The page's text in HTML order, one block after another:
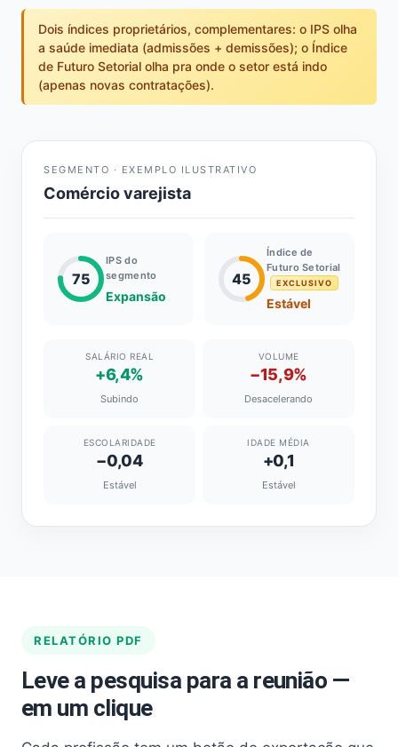
Dois índices proprietários, complementares: o IPS olha
a saúde imediata (admissões + demissões); o Índice
de Futuro Setorial olha pra onde o setor está indo
(apenas novas contratações).
SEGMENTO · EXEMPLO ILUSTRATIVO
Comércio varejista
75
IPS do
segmento
Expansão
45
Índice de
Futuro Setorial
EXCLUSIVO
Estável
SALÁRIO REAL
+6,4%
Subindo
VOLUME
−15,9%
Desacelerando
ESCOLARIDADE
−0,04
Estável
IDADE MÉDIA
+0,1
Estável
RELATÓRIO PDF
Leve a pesquisa para a reunião —
em um clique